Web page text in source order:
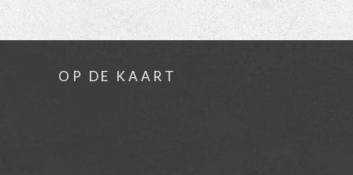
OP DE KAART